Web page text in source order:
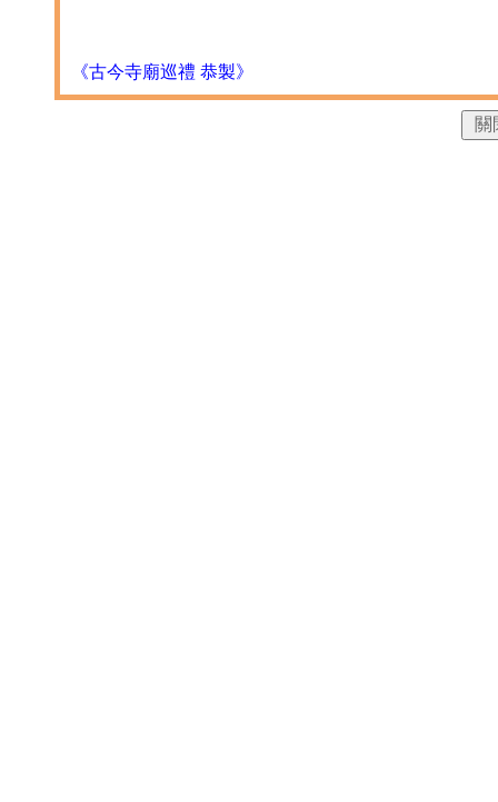
《古今寺廟巡禮 恭製》